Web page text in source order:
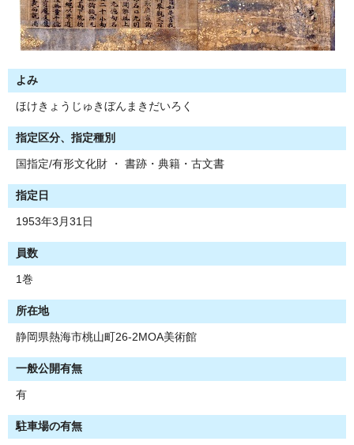
よみ
ほけきょうじゅきぼんまきだいろく
指定区分、指定種別
国指定/有形文化財 ・ 書跡・典籍・古文書
指定日
1953年3月31日
員数
1巻
所在地
静岡県熱海市桃山町26-2MOA美術館
一般公開有無
有
駐車場の有無